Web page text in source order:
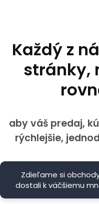
Každý z
stránky,
aby váš predaj,
rýchlejšie,
Zdieľame si
dostali k väčšiemu